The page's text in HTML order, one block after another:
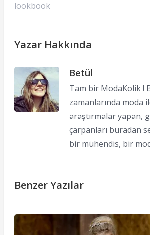
lookbook
Yazar Hakkında
Betül
Tam bir ModaKolik !
zamanlarında moda
araştırmalar yapan,
çarpanları buradan
bir mühendis, bir
Benzer Yazılar